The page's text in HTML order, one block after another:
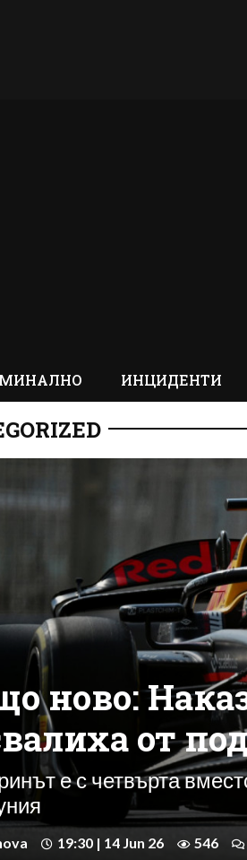
ИНЦИДЕНТИ
ново:
от
е с четвърта
19:30 | 14 Jun 26 546